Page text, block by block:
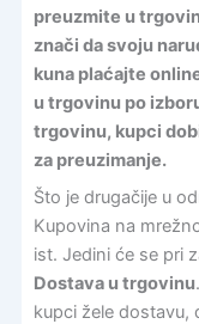
preuzmite u
znači da svoju
kuna plaćajte
u trgovinu po
trgovinu, kupci
za preuzimanje.
Što je drugačije u
Kupovina na
ist. Jedini će se pri
Dostava u trgovinu
kupci žele dostavu,